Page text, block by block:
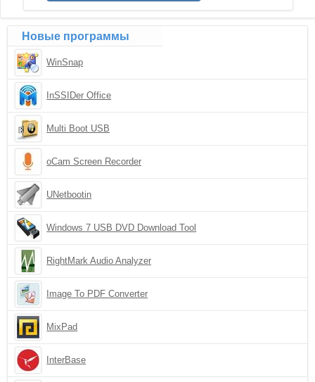
Новые программы
WinSnap
InSSIDer Office
Multi Boot USB
oCam Screen Recorder
UNetbootin
Windows 7 USB DVD Download Tool
RightMark Audio Analyzer
Image To PDF Converter
MixPad
InterBase